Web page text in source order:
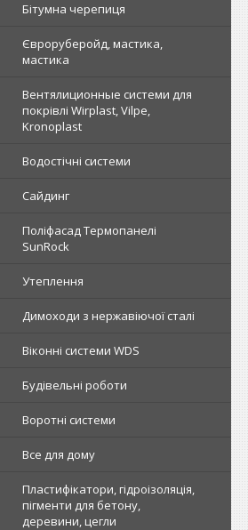
Бітумна черепиця
Євроруберойд, мастика,
мастика
Вентялиционные системи для
покрівлі Wirplast, Vilpe,
Kronoplast
Водостічні системи
Сайдинг
Поліфасад Термопанелі
SunRock
Утеплення
Димоходи з нержавіючої сталі
Віконні системи WDS
Будівельні роботи
Воротні системи
Все для дому
Пластифікатори, гідроізоляція,
пігменти для бетону,
деревини, цегли